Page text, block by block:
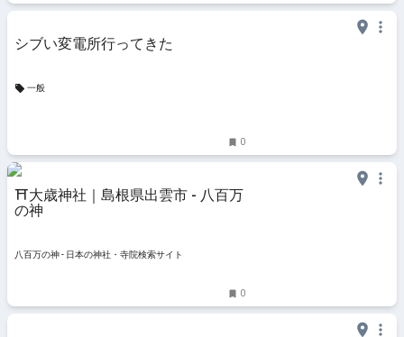
シブい変電所行ってきた
一般
0
⛩大歳神社｜島根県出雲市 - 八百万
の神
八百万の神 - 日本の神社・寺院検索サイト
0